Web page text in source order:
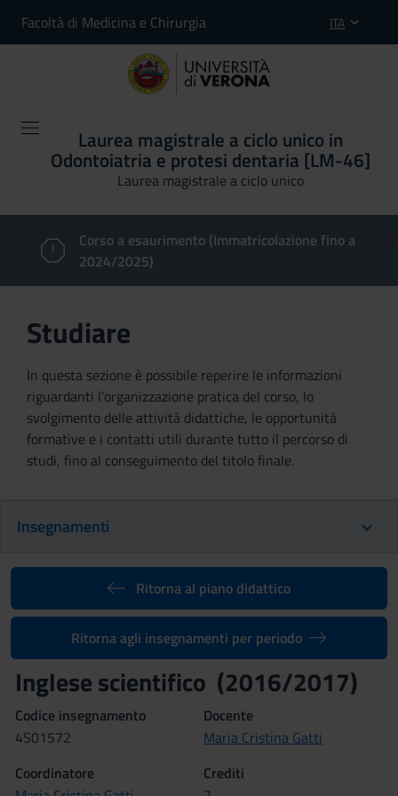
Facoltà di Medicina e Chirurgia ITA
Laurea magistrale a ciclo unico in
Odontoiatria e protesi dentaria [LM-46]
Laurea magistrale a ciclo unico
Corso a esaurimento (Immatricolazione fino a
2024/2025)
Studiare
In questa sezione è possibile reperire le informazioni
riguardanti l'organizzazione pratica del corso, lo
svolgimento delle attività didattiche, le opportunità
formative e i contatti utili durante tutto il percorso di
studi, fino al conseguimento del titolo finale.
Insegnamenti
Ritorna al piano didattico
Ritorna agli insegnamenti per periodo
Inglese scientifico (2016/2017)
Codice insegnamento
4S01572
Docente
Maria Cristina Gatti
Coordinatore
Crediti